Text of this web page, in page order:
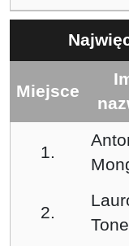
Miejsce
1.
2.